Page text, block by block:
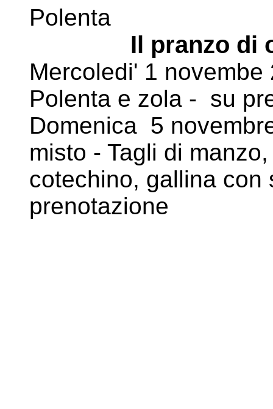
Polenta
Il pranzo di
Mercoledi' 1
Polenta e zola - su
Domenica 5
misto - Tagli di
cotechino, gallina con
prenotazione